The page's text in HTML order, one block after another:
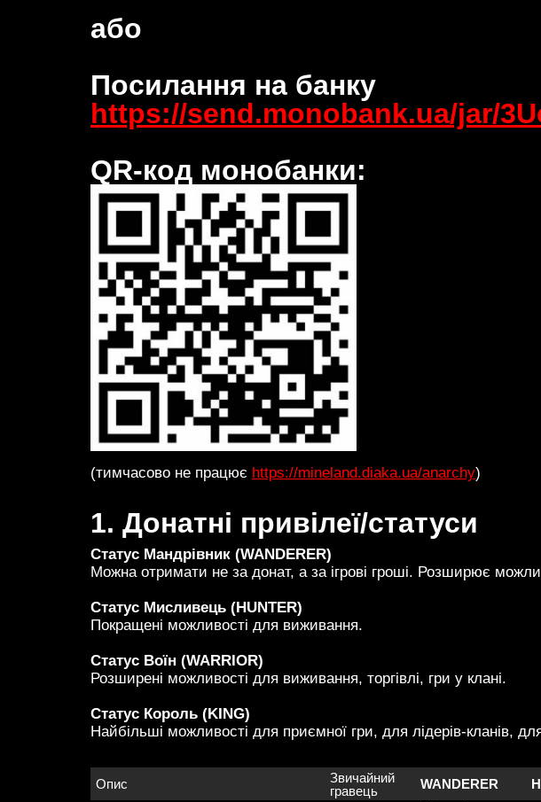
або
Посилання на банку
https://send.monobank.ua/jar/
QR-код монобанки:
(тимчасово не працює https://mineland.diaka.ua/anarchy)
1. Донатні привілеї/статуси
Статус Мандрівник (WANDERER)
Можна отримати не за донат, а за ігрові гроші. Розширює
Статус Мисливець (HUNTER)
Покращені можливості для виживання.
Статус Воїн (WARRIOR)
Розширені можливості для виживання, торгівлі, гри у клані.
Статус Король (KING)
Найбільші можливості для приємної гри, для лідерів-кланів,
Опис
Звичайний
гравець
WANDERER